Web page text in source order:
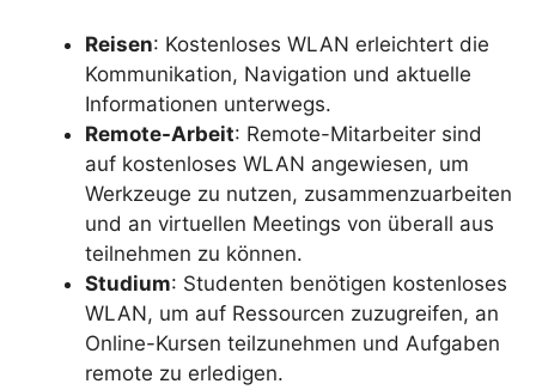
Reisen: Kostenloses WLAN erleichtert die
Kommunikation, Navigation und aktuelle
Informationen unterwegs.
Remote-Arbeit: Remote-Mitarbeiter sind
auf kostenloses WLAN angewiesen, um
Werkzeuge zu nutzen, zusammenzuarbeiten
und an virtuellen Meetings von überall aus
teilnehmen zu können.
Studium: Studenten benötigen kostenloses
WLAN, um auf Ressourcen zuzugreifen, an
Online-Kursen teilzunehmen und Aufgaben
remote zu erledigen.